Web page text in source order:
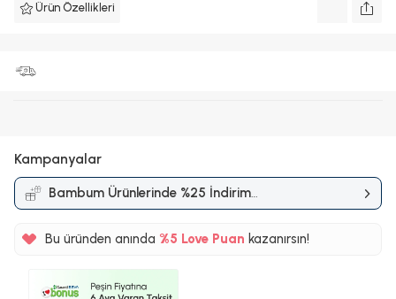
Ürün Özellikleri
Kampanyalar
Bambum Ürünlerinde %25 İndirim
Kampanyası
Bu üründen anında %5
%5
Love Puan kazanırsın!